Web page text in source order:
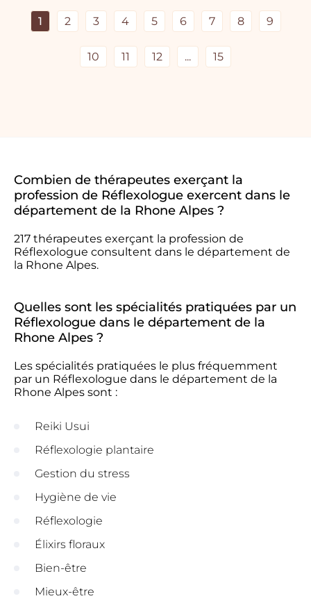
1 2 3 4 5 6 7 8 9
10 11 12 ... 15
Combien de thérapeutes exerçant la
profession de Réflexologue exercent dans le
département de la Rhone Alpes ?
217 thérapeutes exerçant la profession de
Réflexologue consultent dans le département de
la Rhone Alpes.
Quelles sont les spécialités pratiquées par un
Réflexologue dans le département de la
Rhone Alpes ?
Les spécialités pratiquées le plus fréquemment
par un Réflexologue dans le département de la
Rhone Alpes sont :
Reiki Usui
Réflexologie plantaire
Gestion du stress
Hygiène de vie
Réflexologie
Élixirs floraux
Bien-être
Mieux-être